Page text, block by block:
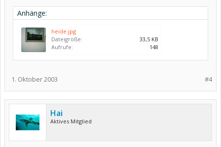
Anhänge:
heide.jpg
Dateigröße:
33,5 KB
Aufrufe:
148
#4
1. Oktober 2003
Hai
Aktives Mitglied